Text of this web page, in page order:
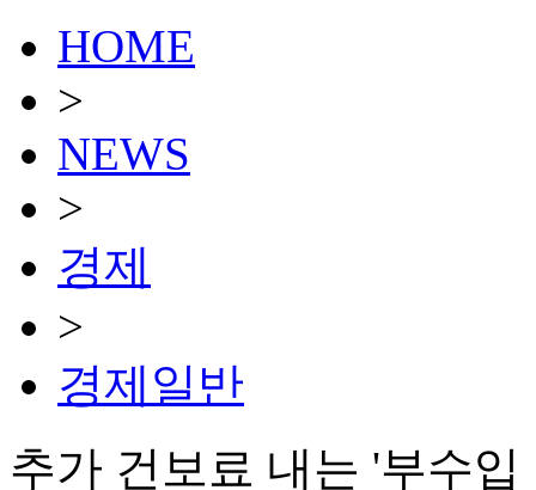
HOME
>
NEWS
>
경제
>
경제일반
추가 건보료 내는 '부수